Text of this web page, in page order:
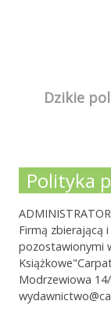
Dzikie
Polityka
Firmą zbierającą
pozostawionymi
Modrzewiowa